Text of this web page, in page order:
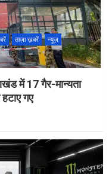
ताज़ा ख़बरें
न्यूज़
में 17 गैर-मान्यता
गए